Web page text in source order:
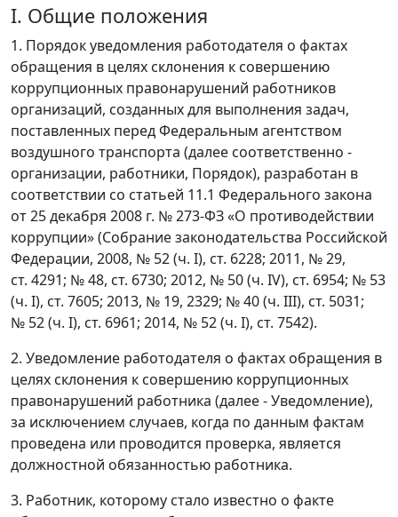
I. Общие положения
1. Порядок уведомления работодателя о фактах
обращения в целях склонения к совершению
коррупционных правонарушений работников
организаций, созданных для выполнения задач,
поставленных перед Федеральным агентством
воздушного транспорта (далее соответственно -
организации, работники, Порядок), разработан в
соответствии со статьей 11.1 Федерального закона
от 25 декабря 2008 г. № 273-ФЗ «О противодействии
коррупции» (Собрание законодательства Российской
Федерации, 2008, № 52 (ч. I), ст. 6228; 2011, № 29,
ст. 4291; № 48, ст. 6730; 2012, № 50 (ч. IV), ст. 6954; № 53
(ч. I), ст. 7605; 2013, № 19, 2329; № 40 (ч. III), ст. 5031;
№ 52 (ч. I), ст. 6961; 2014, № 52 (ч. I), ст. 7542).
2. Уведомление работодателя о фактах обращения в
целях склонения к совершению коррупционных
правонарушений работника (далее - Уведомление),
за исключением случаев, когда по данным фактам
проведена или проводится проверка, является
должностной обязанностью работника.
3. Работник, которому стало известно о факте